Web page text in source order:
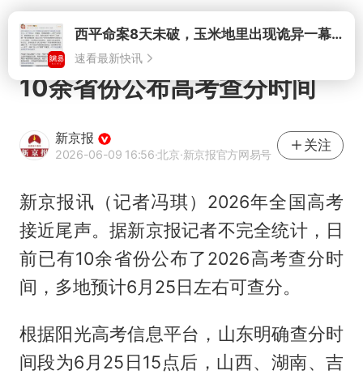
打开西平命案8天未破，玉米地里出现诡异一幕，我突然想起了欧金中
速看最新快讯
10余省份公布高考查分时间
新京报
2026-06-09 16:56·北京·新京报官方网易号
关注
新京报讯（记者冯琪）2026年全国高考
接近尾声。据新京报记者不完全统计，日
前已有10余省份公布了2026高考查分时
间，多地预计6月25日左右可查分。
根据阳光高考信息平台，山东明确查分时
间段为6月25日15点后，山西、湖南、吉